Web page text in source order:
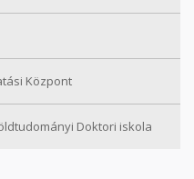
Központ
Doktori iskola